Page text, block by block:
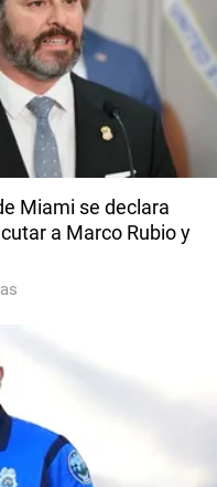
Miami se declara
a Marco Rubio y